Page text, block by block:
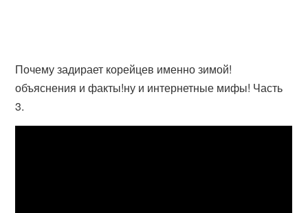
Почему задирает корейцев именно зимой!
объяснения и факты!ну и интернетные мифы! Часть
3.